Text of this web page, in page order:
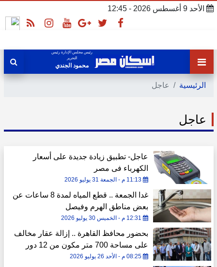
الأحد 9 أغسطس 2026 - 12:45
رئيس مجلس الإدارة رئيس
التحرير
محمود الجندي
الرئيسية عاجل
عاجل
عاجل- تطبيق زيادة جديدة على أسعار
الكهرباء فى مصر
11:13 م - الجمعة 31 يوليو 2026
غدا الجمعة .. قطع المياه لمدة 8 ساعات عن
بعض مناطق الهرم وفيصل
12:31 م - الخميس 30 يوليو 2026
بحضور محافظ القاهرة .. إزالة عقار مخالف
على مساحة 700 متر مكون من 12 دور
بشارع مؤسسة الزكاة «صور»
08:25 م - الأحد 26 يوليو 2026